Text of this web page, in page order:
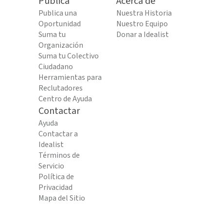
Publica una
Oportunidad
Suma tu
Organización
Suma tu Colectivo
Ciudadano
Herramientas para
Reclutadores
Centro de Ayuda
Nuestra Historia
Nuestro Equipo
Donar a Idealist
Contactar
Ayuda
Contactar a
Idealist
Términos de
Servicio
Política de
Privacidad
Mapa del Sitio